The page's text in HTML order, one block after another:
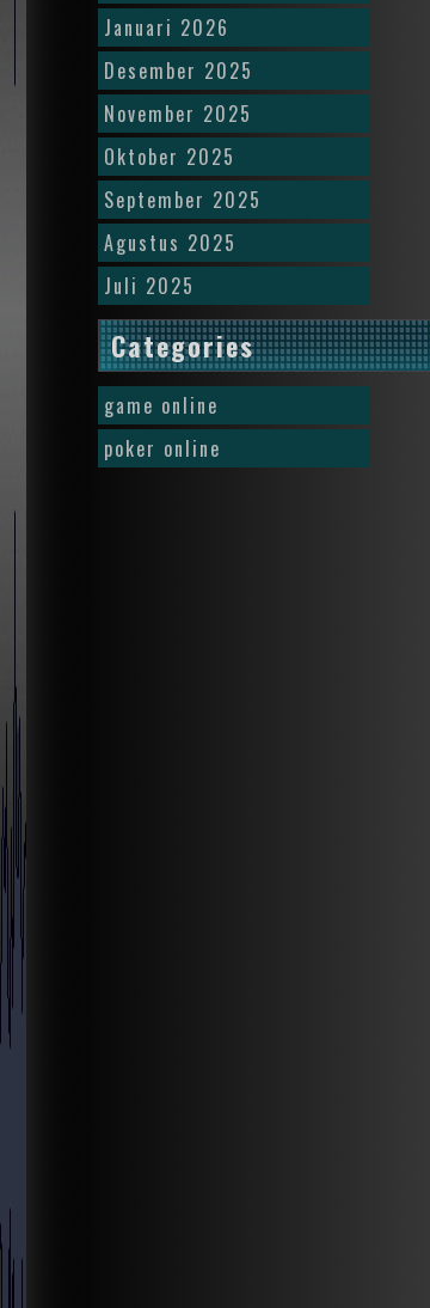
Januari 2026
Desember 2025
November 2025
Oktober 2025
September 2025
Agustus 2025
Juli 2025
Categories
game online
poker online